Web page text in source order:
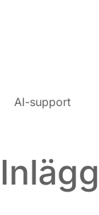
AI-support
Inlägg